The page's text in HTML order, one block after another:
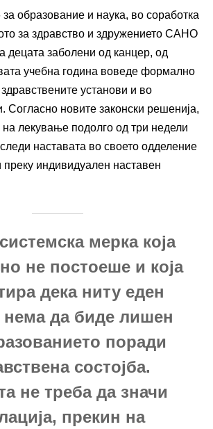
образование и наука, во соработка
за здравство и здружението САНО
децата заболени од канцер, од
учебна година воведе формално
установи и во
Согласно новите законски решенија,
на лекување подолго од три недели
наставата во своето одделение
индивидуален наставен
мерка која
не постоеше и која
дека ниту еден
нема да биде лишен
поради
состојба.
не треба да значи
прекин на